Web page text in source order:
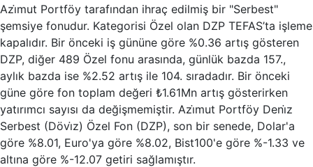
Azi̇mut Portföy tarafından ihraç edilmiş bir "Serbest"
şemsiye fonudur. Kategorisi Özel olan DZP TEFAS’ta işleme
kapalıdır. Bir önceki iş gününe göre %0.36 artış gösteren
DZP, diğer 489 Özel fonu arasında, günlük bazda 157.,
aylık bazda ise %2.52 artış ile 104. sıradadır. Bir önceki
güne göre fon toplam değeri ₺1.61Mn artış gösterirken
yatırımcı sayısı da değişmemiştir. Azi̇mut Portföy Deni̇z
Serbest (Dövi̇z) Özel Fon (DZP), son bir senede, Dolar'a
göre %8.01, Euro'ya göre %8.02, Bist100'e göre %-1.33 ve
altına göre %-12.07 getiri sağlamıştır.